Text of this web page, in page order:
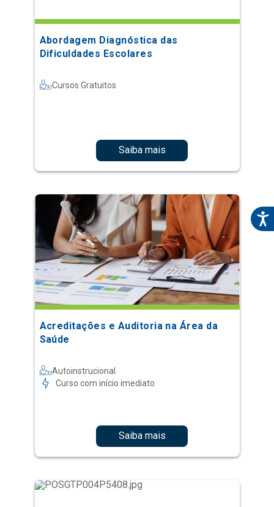
Abordagem Diagnóstica das
Dificuldades Escolares
Cursos Gratuitos
Saiba mais
Acreditações e Auditoria na Área da
Saúde
Autoinstrucional
Curso com início imediato
Saiba mais